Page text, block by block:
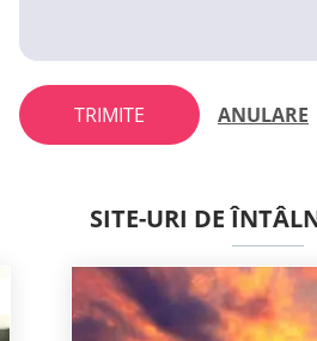
TRIMITE ANULARE
SITE-URI DE